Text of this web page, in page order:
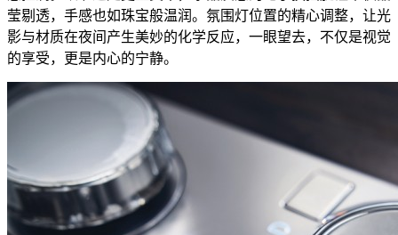
莹剔透，手感也如珠宝般温润。氛围灯位置的精心调整，让光
影与材质在夜间产生美妙的化学反应，一眼望去，不仅是视觉
的享受，更是内心的宁静。